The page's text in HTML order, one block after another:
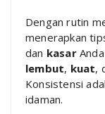
Dengan rutin
menerapkan
dan kasar
lembut, kuat,
Konsistensi
idaman.